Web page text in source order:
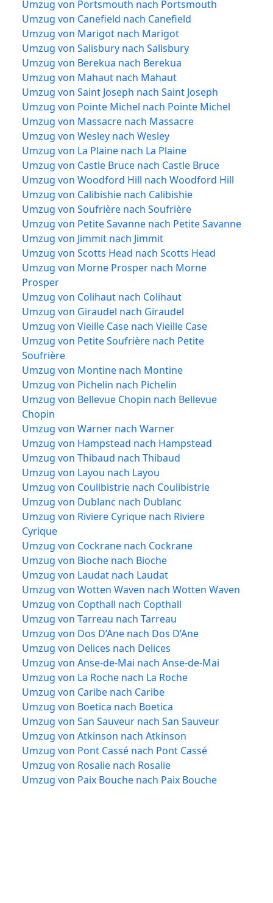
Umzug von Portsmouth nach Portsmouth
Umzug von Canefield nach Canefield
Umzug von Marigot nach Marigot
Umzug von Salisbury nach Salisbury
Umzug von Berekua nach Berekua
Umzug von Mahaut nach Mahaut
Umzug von Saint Joseph nach Saint Joseph
Umzug von Pointe Michel nach Pointe Michel
Umzug von Massacre nach Massacre
Umzug von Wesley nach Wesley
Umzug von La Plaine nach La Plaine
Umzug von Castle Bruce nach Castle Bruce
Umzug von Woodford Hill nach Woodford Hill
Umzug von Calibishie nach Calibishie
Umzug von Soufrière nach Soufrière
Umzug von Petite Savanne nach Petite Savanne
Umzug von Jimmit nach Jimmit
Umzug von Scotts Head nach Scotts Head
Umzug von Morne Prosper nach Morne
Prosper
Umzug von Colihaut nach Colihaut
Umzug von Giraudel nach Giraudel
Umzug von Vieille Case nach Vieille Case
Umzug von Petite Soufrière nach Petite
Soufrière
Umzug von Montine nach Montine
Umzug von Pichelin nach Pichelin
Umzug von Bellevue Chopin nach Bellevue
Chopin
Umzug von Warner nach Warner
Umzug von Hampstead nach Hampstead
Umzug von Thibaud nach Thibaud
Umzug von Layou nach Layou
Umzug von Coulibistrie nach Coulibistrie
Umzug von Dublanc nach Dublanc
Umzug von Riviere Cyrique nach Riviere
Cyrique
Umzug von Cockrane nach Cockrane
Umzug von Bioche nach Bioche
Umzug von Laudat nach Laudat
Umzug von Wotten Waven nach Wotten Waven
Umzug von Copthall nach Copthall
Umzug von Tarreau nach Tarreau
Umzug von Dos D’Ane nach Dos D’Ane
Umzug von Delices nach Delices
Umzug von Anse-de-Mai nach Anse-de-Mai
Umzug von La Roche nach La Roche
Umzug von Caribe nach Caribe
Umzug von Boetica nach Boetica
Umzug von San Sauveur nach San Sauveur
Umzug von Atkinson nach Atkinson
Umzug von Pont Cassé nach Pont Cassé
Umzug von Rosalie nach Rosalie
Umzug von Paix Bouche nach Paix Bouche